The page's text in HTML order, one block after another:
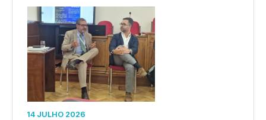
14 JULHO 2026